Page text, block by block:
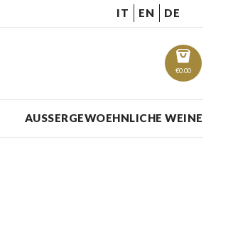
IT EN DE
€0.00
AUSSERGEWOEHNLICHE WEINE